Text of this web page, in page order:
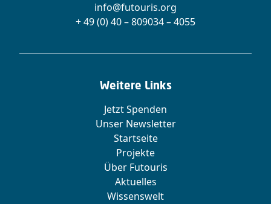
info@futouris.org
+ 49 (0) 40 – 809034 – 4055
Weitere Links
Jetzt Spenden
Unser Newsletter
Startseite
Projekte
Über Futouris
Aktuelles
Wissenswelt